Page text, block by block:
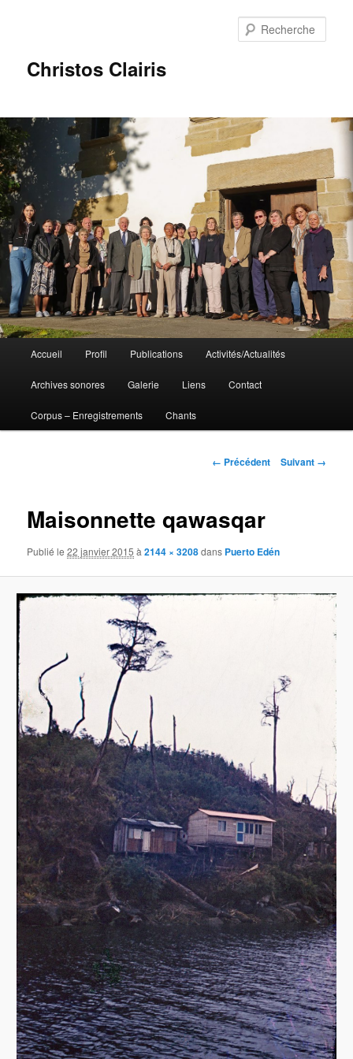
Christos Clairis
principal
Aller
au
contenu
Accueil Profil Publications Activités/Actualités
Archives sonores Galerie Liens Contact
Corpus – Enregistrements Chants
Navigation
← Précédent Suivant →
Maisonnette qawasqar
Publié le22 janvier 2015 à2144 × 3208dans Puerto Edén